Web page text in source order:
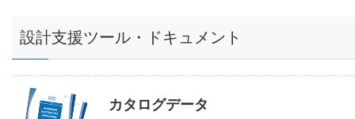
設計支援ツール・ドキュメント
カタログデータ